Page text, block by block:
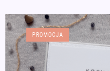
PROMOCJA